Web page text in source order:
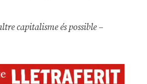
capitalisme és possible –